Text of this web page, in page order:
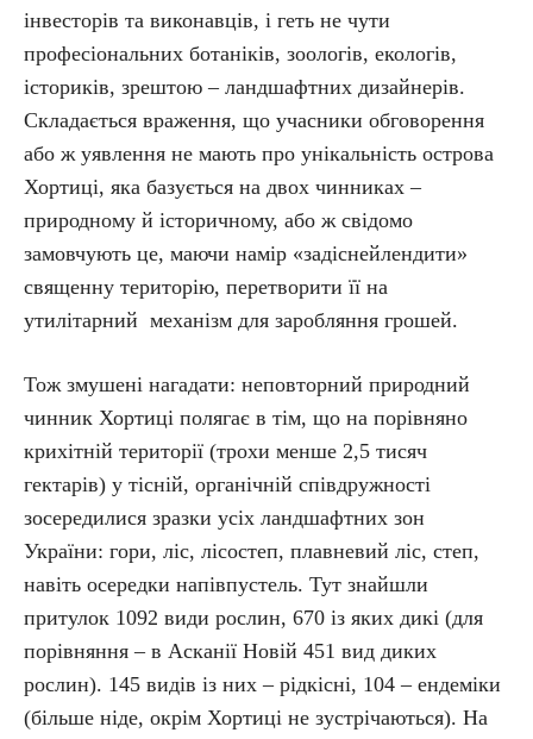
інвесторів та виконавців, і геть не чути
професіональних ботаніків, зоологів, екологів,
істориків, зрештою – ландшафтних дизайнерів.
Складається враження, що учасники обговорення
або ж уявлення не мають про унікальність острова
Хортиці, яка базується на двох чинниках –
природному й історичному, або ж свідомо
замовчують це, маючи намір «задіснейлендити»
священну територію, перетворити її на
утилітарний механізм для заробляння грошей.
Тож змушені нагадати: неповторний природний
чинник Хортиці полягає в тім, що на порівняно
крихітній території (трохи менше 2,5 тисяч
гектарів) у тісній, органічній співдружності
зосередилися зразки усіх ландшафтних зон
України: гори, ліс, лісостеп, плавневий ліс, степ,
навіть осередки напівпустель. Тут знайшли
притулок 1092 види рослин, 670 із яких дикі (для
порівняння – в Асканії Новій 451 вид диких
рослин). 145 видів із них – рідкісні, 104 – ендеміки
(більше ніде, окрім Хортиці не зустрічаються). На